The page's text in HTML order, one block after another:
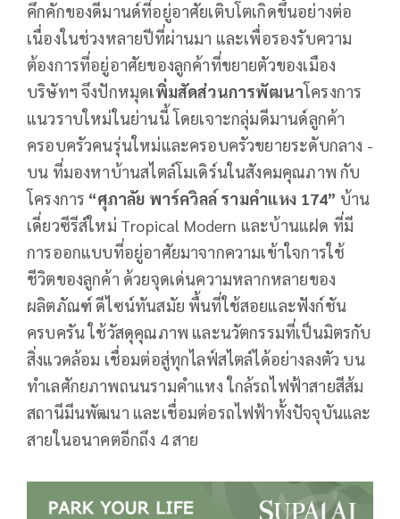
คึกคักของดีมานด์ที่อยู่อาศัยเติบโตเกิดขึ้นอย่างต่อ
เนื่องในช่วงหลายปีที่ผ่านมา และเพื่อรองรับความ
ต้องการที่อยู่อาศัยของลูกค้าที่ขยายตัวของเมือง
บริษัทฯ จึงปักหมุดเพิ่มสัดส่วนการพัฒนาโครงการ
แนวราบใหม่ในย่านนี้ โดยเจาะกลุ่มดีมานด์ลูกค้า
ครอบครัวคนรุ่นใหม่และครอบครัวขยายระดับกลาง -
บน ที่มองหาบ้านสไตล์โมเดิร์นในสังคมคุณภาพ กับ
โครงการ “ศุภาลัย พาร์ควิลล์ รามคำแหง 174” บ้าน
เดี่ยวซีรีส์ใหม่ Tropical Modern และบ้านแฝด ที่มี
การออกแบบที่อยู่อาศัยมาจากความเข้าใจการใช้
ชีวิตของลูกค้า ด้วยจุดเด่นความหลากหลายของ
ผลิตภัณฑ์ ดีไซน์ทันสมัย พื้นที่ใช้สอยและฟังก์ชัน
ครบครัน ใช้วัสดุคุณภาพ และนวัตกรรมที่เป็นมิตรกับ
สิ่งแวดล้อม เชื่อมต่อสู่ทุกไลฟ์สไตล์ได้อย่างลงตัว บน
ทำเลศักยภาพถนนรามคำแหง ใกล้รถไฟฟ้าสายสีส้ม
สถานีมีนพัฒนา และเชื่อมต่อรถไฟฟ้าทั้งปัจจุบันและ
สายในอนาคตอีกถึง 4 สาย